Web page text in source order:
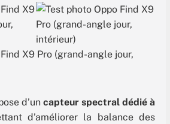
d’un capteur spectral dédié à
d’améliorer la balance des